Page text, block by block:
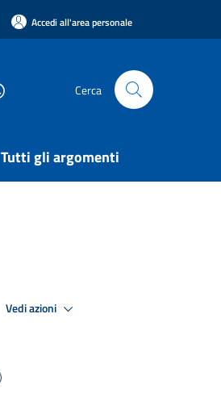
Accedi all'area personale
Cerca
Tutti gli argomenti
Vedi azioni